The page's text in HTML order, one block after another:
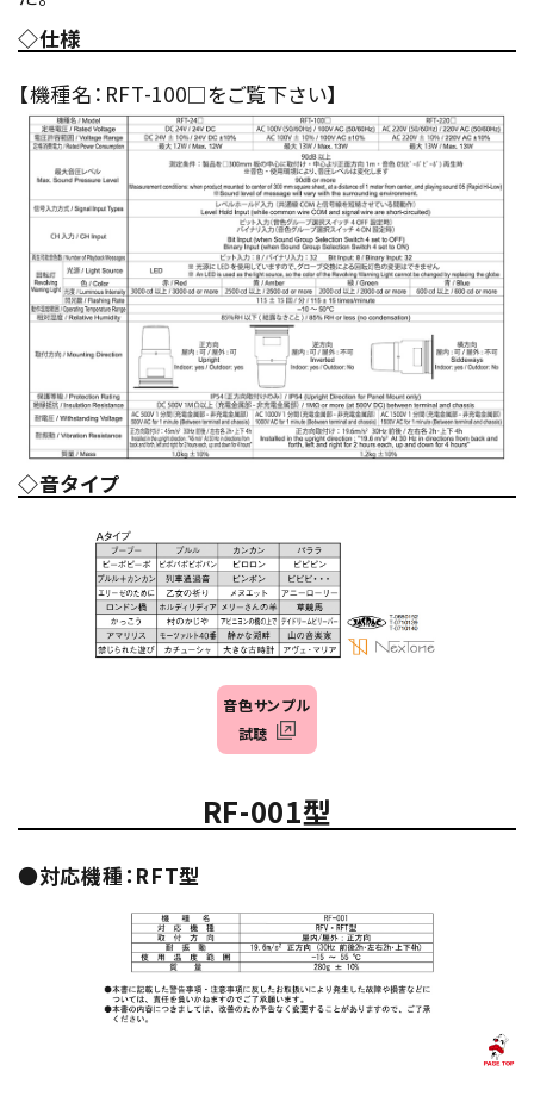
◇仕様
【機種名：RFT-100□をご覧下さい】
◇音タイプ
音色サンプル
試聴
RF-001型
●対応機種：RFT型